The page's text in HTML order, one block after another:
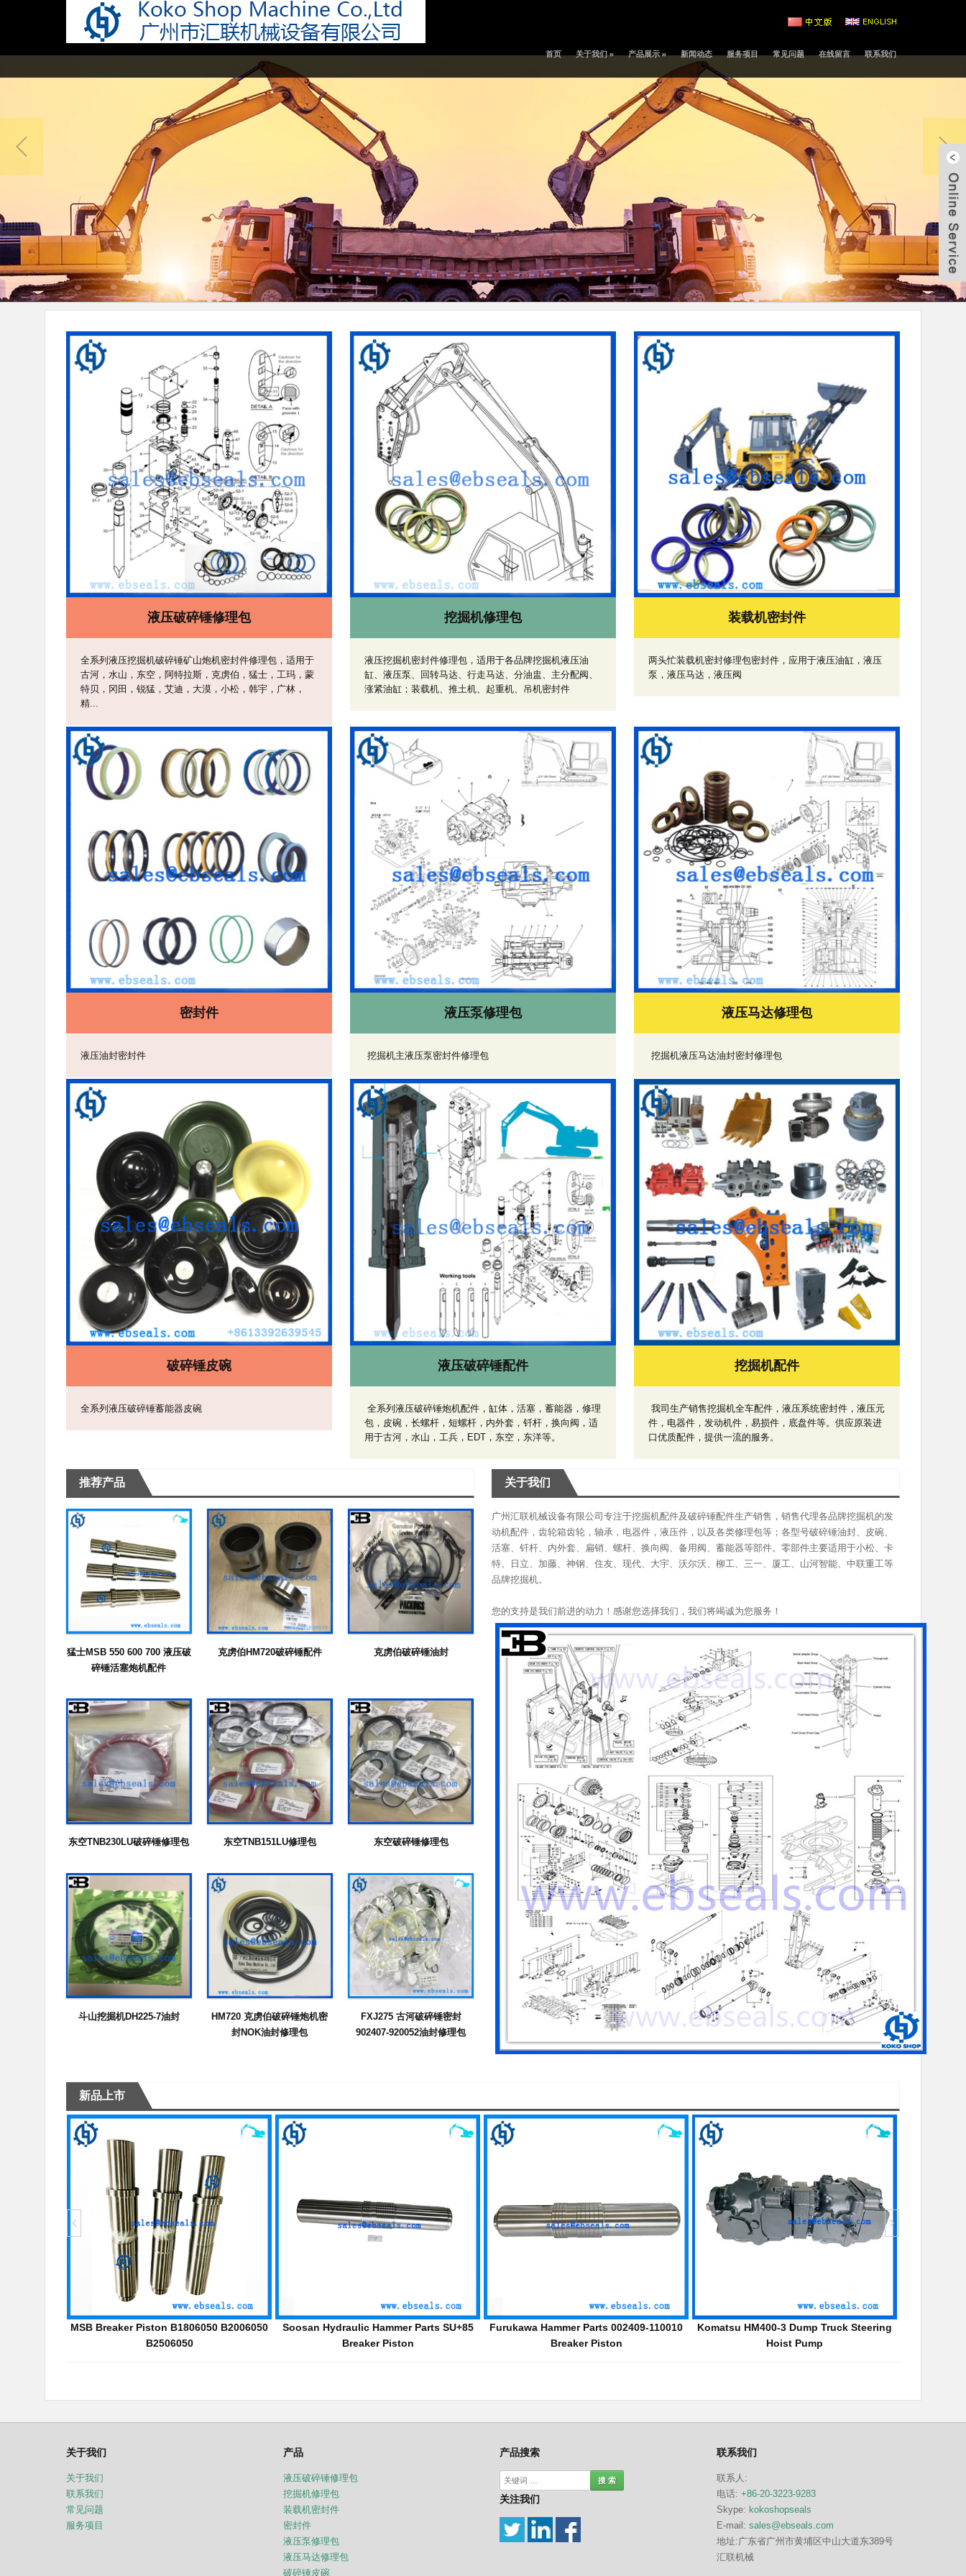
首页 关于我们» 产品展示» 新闻动态 服务项目 常见问题 在线留言 联系我们
液压破碎锤修理包
全系列液压挖掘机破碎锤矿山炮机密封件修理包，适用于
古河，水山，东空，阿特拉斯，克虏伯，猛士，工玛，蒙
特贝，冈田，锐猛，艾迪，大漠，小松，韩宇，广林，
精...
挖掘机修理包
液压挖掘机密封件修理包，适用于各品牌挖掘机液压油
缸、液压泵、回转马达、行走马达、分油盅、主分配阀、
涨紧油缸；装载机、推土机、起重机、吊机密封件
装载机密封件
两头忙装载机密封修理包密封件，应用于液压油缸，液压
泵，液压马达，液压阀
密封件
液压油封密封件
液压泵修理包
挖掘机主液压泵密封件修理包
液压马达修理包
挖掘机液压马达油封密封修理包
破碎锤皮碗
全系列液压破碎锤蓄能器皮碗
液压破碎锤配件
全系列液压破碎锤炮机配件，缸体，活塞，蓄能器，修理
包，皮碗，长螺杆，短螺杆，内外套，钎杆，换向阀，适
用于古河，水山，工兵，EDT，东空，东洋等。
挖掘机配件
我司生产销售挖掘机全车配件，液压系统密封件，液压元
件，电器件，发动机件，易损件，底盘件等。供应原装进
口优质配件，提供一流的服务。
关于我们
广州汇联机械设备有限公司专注于挖掘机配件及破碎锤配件生产销售，销售代理各品牌挖掘机的发
动机配件，齿轮箱齿轮，轴承，电器件，液压件，以及各类修理包等；各型号破碎锤油封、皮碗、
活塞、钎杆、内外套、扁销、螺杆、换向阀、备用阀、蓄能器等部件。零部件主要适用于小松、卡
特、日立、加藤、神钢、住友、现代、大宇、沃尔沃、柳工、三一、厦工、山河智能、中联重工等
品牌挖掘机。
您的支持是我们前进的动力！感谢您选择我们，我们将竭诚为您服务！
推荐产品
猛士MSB 550 600 700 液压破
碎锤活塞炮机配件
克虏伯HM720破碎锤配件 克虏伯破碎锤油封
东空TNB230LU破碎锤修理包 东空TNB151LU修理包 东空破碎锤修理包
斗山挖掘机DH225-7油封
HM720 克虏伯破碎锤炮机密
封NOK油封修理包
FXJ275 古河破碎锤密封
902407-920052油封修理包
新品上市
BTI TB1680 Hydraulic Breaker Seal Kit
Hammer Seals
MSB Breaker Piston MS550 MS600 MS700
Hammer Parts
MSB Breaker Piston B1806050 B2006050
B2506050
Soosan Hydraulic Hammer Parts SU+85
Breaker Piston
关于我们
关于我们
联系我们
常见问题
服务项目
产品
液压破碎锤修理包
挖掘机修理包
装载机密封件
密封件
液压泵修理包
液压马达修理包
破碎锤皮碗
产品搜索
关注我们
联系我们
联系人:
电话: +86-20-3223-9283
Skype: kokoshopseals
E-mail: sales@ebseals.com
地址:广东省广州市黄埔区中山大道东389号
汇联机械